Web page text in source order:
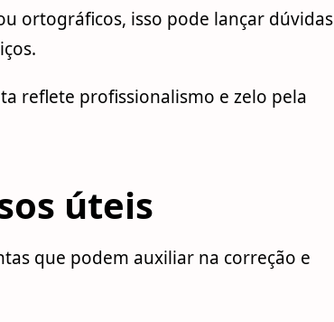
ortográficos, isso pode lançar dúvidas
reflete profissionalismo e zelo pela
úteis
que podem auxiliar na correção e